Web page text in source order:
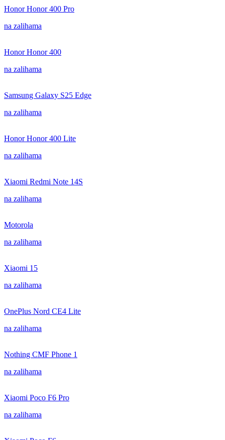
Honor Honor 400 Pro
na zalihama
Honor Honor 400
na zalihama
Samsung Galaxy S25 Edge
na zalihama
Honor Honor 400 Lite
na zalihama
Xiaomi Redmi Note 14S
na zalihama
Motorola
na zalihama
Xiaomi 15
na zalihama
OnePlus Nord CE4 Lite
na zalihama
Nothing CMF Phone 1
na zalihama
Xiaomi Poco F6 Pro
na zalihama